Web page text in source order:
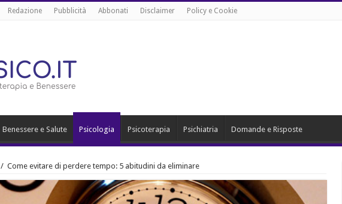
Redazione Pubblicità Abbonati Disclaimer Policy e Cookie
Benessere e Salute Psicologia Psicoterapia Psichiatria Domande e Risposte
/ Come evitare di perdere tempo: 5 abitudini da eliminare